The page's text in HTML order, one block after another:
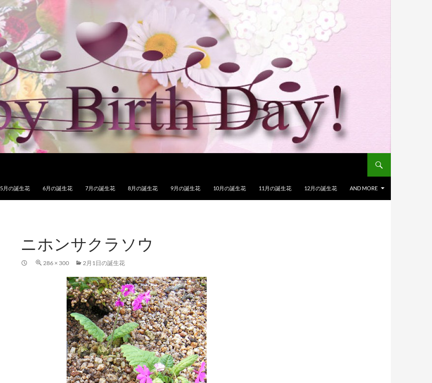
5月の誕生花 6月の誕生花 7月の誕生花 8月の誕生花 9月の誕生花 10月の誕生花 11月の誕生花 12月の誕生花 AND MORE
ニホンサクラソウ
286 × 300 2月1日の誕生花